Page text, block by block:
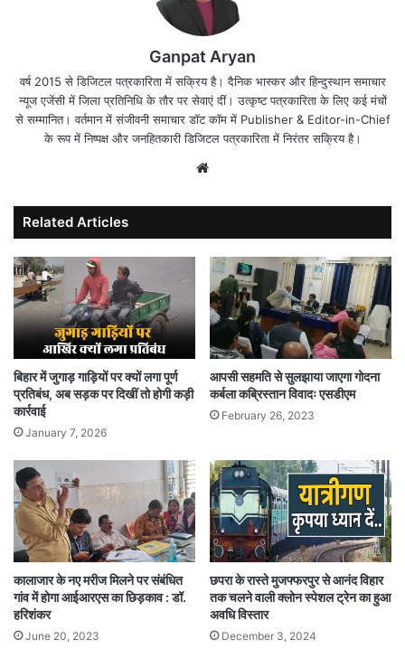
Ganpat Aryan
वर्ष 2015 से डिजिटल पत्रकारिता में सक्रिय है। दैनिक भास्कर और हिन्दुस्थान समाचार
न्यूज एजेंसी में जिला प्रतिनिधि के तौर पर सेवाएं दीं। उत्कृष्ट पत्रकारिता के लिए कई मंचों
से सम्मानित। वर्तमान में संजीवनी समाचार डॉट कॉम में Publisher & Editor-in-Chief
के रूप में निष्पक्ष और जनहितकारी डिजिटल पत्रकारिता में निरंतर सक्रिय है।
Related Articles
बिहार में जुगाड़ गाड़ियों पर क्यों लगा पूर्ण
प्रतिबंध, अब सड़क पर दिखीं तो होगी कड़ी
कार्रवाई
January 7, 2026
आपसी सहमति से सुलझाया जाएगा गोदना
कर्बला कब्रिस्तान विवादः एसडीएम
February 26, 2023
कालाजार के नए मरीज मिलने पर संबंधित
गांव में होगा आईआरएस का छिड़काव : डॉ.
हरिशंकर
June 20, 2023
छपरा के रास्ते मुजफ्फरपुर से आनंद विहार
तक चलने वाली क्लोन स्पेशल ट्रेन का हुआ
अवधि विस्तार
December 3, 2024